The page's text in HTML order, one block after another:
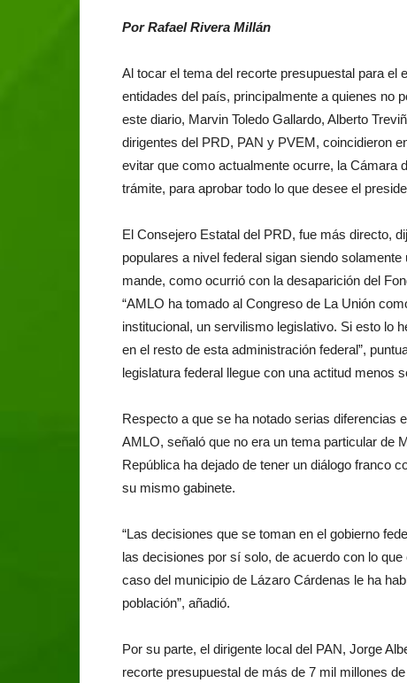
Por Rafael Rivera Millán
Al tocar el tema del recorte presupuestal para el
entidades del país, principalmente a quienes no
este diario, Marvin Toledo Gallardo, Alberto
dirigentes del PRD, PAN y PVEM, coincidieron
evitar que como actualmente ocurre, la Cámara
trámite, para aprobar todo lo que desee el
El Consejero Estatal del PRD, fue más directo,
populares a nivel federal sigan siendo
mande, como ocurrió con la desaparición del
“AMLO ha tomado al Congreso de La Unión
institucional, un servilismo legislativo. Si esto lo
en el resto de esta administración federal”,
legislatura federal llegue con una actitud menos
Respecto a que se ha notado serias diferencias
AMLO, señaló que no era un tema particular de
República ha dejado de tener un diálogo franco
su mismo gabinete.
“Las decisiones que se toman en el gobierno
las decisiones por sí solo, de acuerdo con lo
caso del municipio de Lázaro Cárdenas le ha
población”, añadió.
Por su parte, el dirigente local del PAN, Jorge
recorte presupuestal de más de 7 mil millones